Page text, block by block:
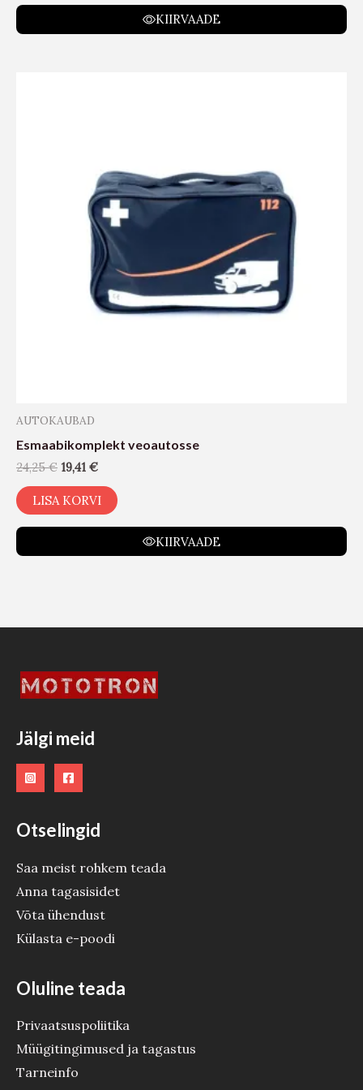
KIIRVAADE
AUTOKAUBAD
Esmaabikomplekt veoautosse
24,25€ 19,41 €
LISA KORVI
KIIRVAADE
Jälgi meid
Otselingid
Saa meist rohkem teada
Anna tagasisidet
Võta ühendust
Külasta e-poodi
Oluline teada
Privaatsuspoliitika
Müügitingimused ja tagastus
Tarneinfo